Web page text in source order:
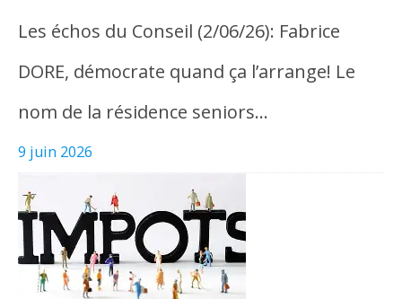
Les échos du Conseil (2/06/26): Fabrice
DORE, démocrate quand ça l’arrange! Le
nom de la résidence seniors…
9 juin 2026